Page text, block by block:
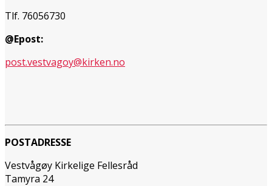
Tlf. 76056730
@Epost:
post.vestvagoy@kirken.no
POSTADRESSE
Vestvågøy Kirkelige Fellesråd
Tamyra 24